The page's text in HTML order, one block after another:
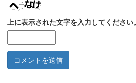
上に表示された文字を入力してください。